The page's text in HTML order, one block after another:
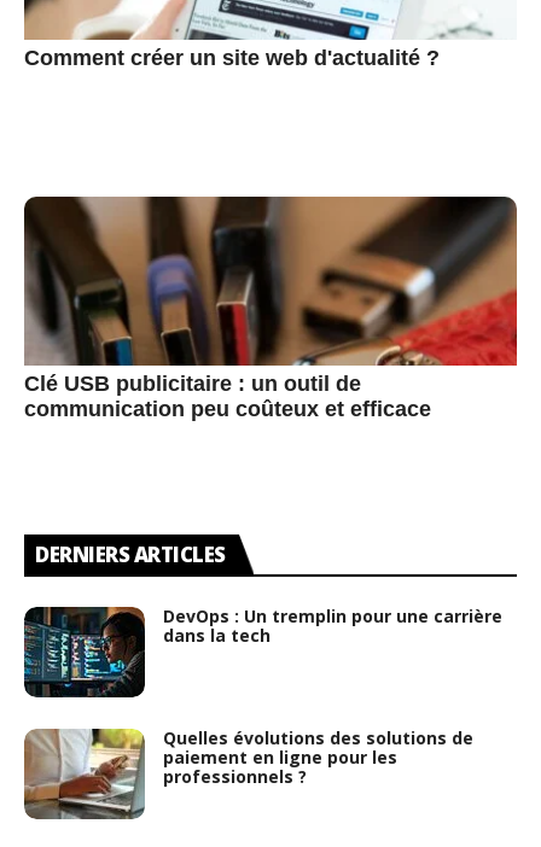
Comment créer un site web d'actualité ?
Clé USB publicitaire : un outil de
communication peu coûteux et efficace
DERNIERS ARTICLES
DevOps : Un tremplin pour une carrière
dans la tech
Quelles évolutions des solutions de
paiement en ligne pour les
professionnels ?